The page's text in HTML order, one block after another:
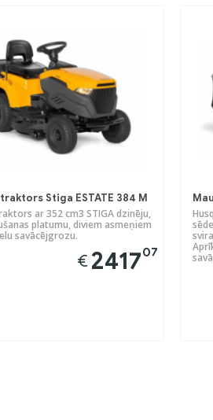
Stiga ESTATE 384 M
ar 352 cm3 STIGA dzinēju,
platumu, diviem asmeņiem
savācējgrozu.
€241707